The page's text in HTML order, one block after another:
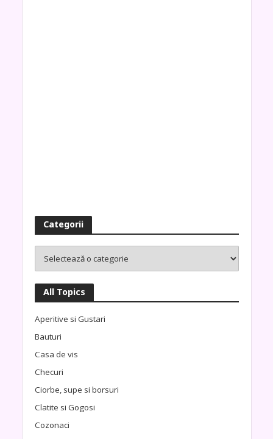
Categorii
All Topics
Aperitive si Gustari
Bauturi
Casa de vis
Checuri
Ciorbe, supe si borsuri
Clatite si Gogosi
Cozonaci